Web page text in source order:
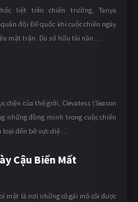
liệt trên chiến trường, Tanya
đội Đế quốc khi cuộc chiến ngày
mặt trận. Dù sở hữu tài năn ...
diện của thế giới, Clevatess (Season
những đồng minh trong cuộc chiến
loại đến bờ vực diệ ...
Cậu Biến Mất
mật là nơi những cô gái mồ côi được